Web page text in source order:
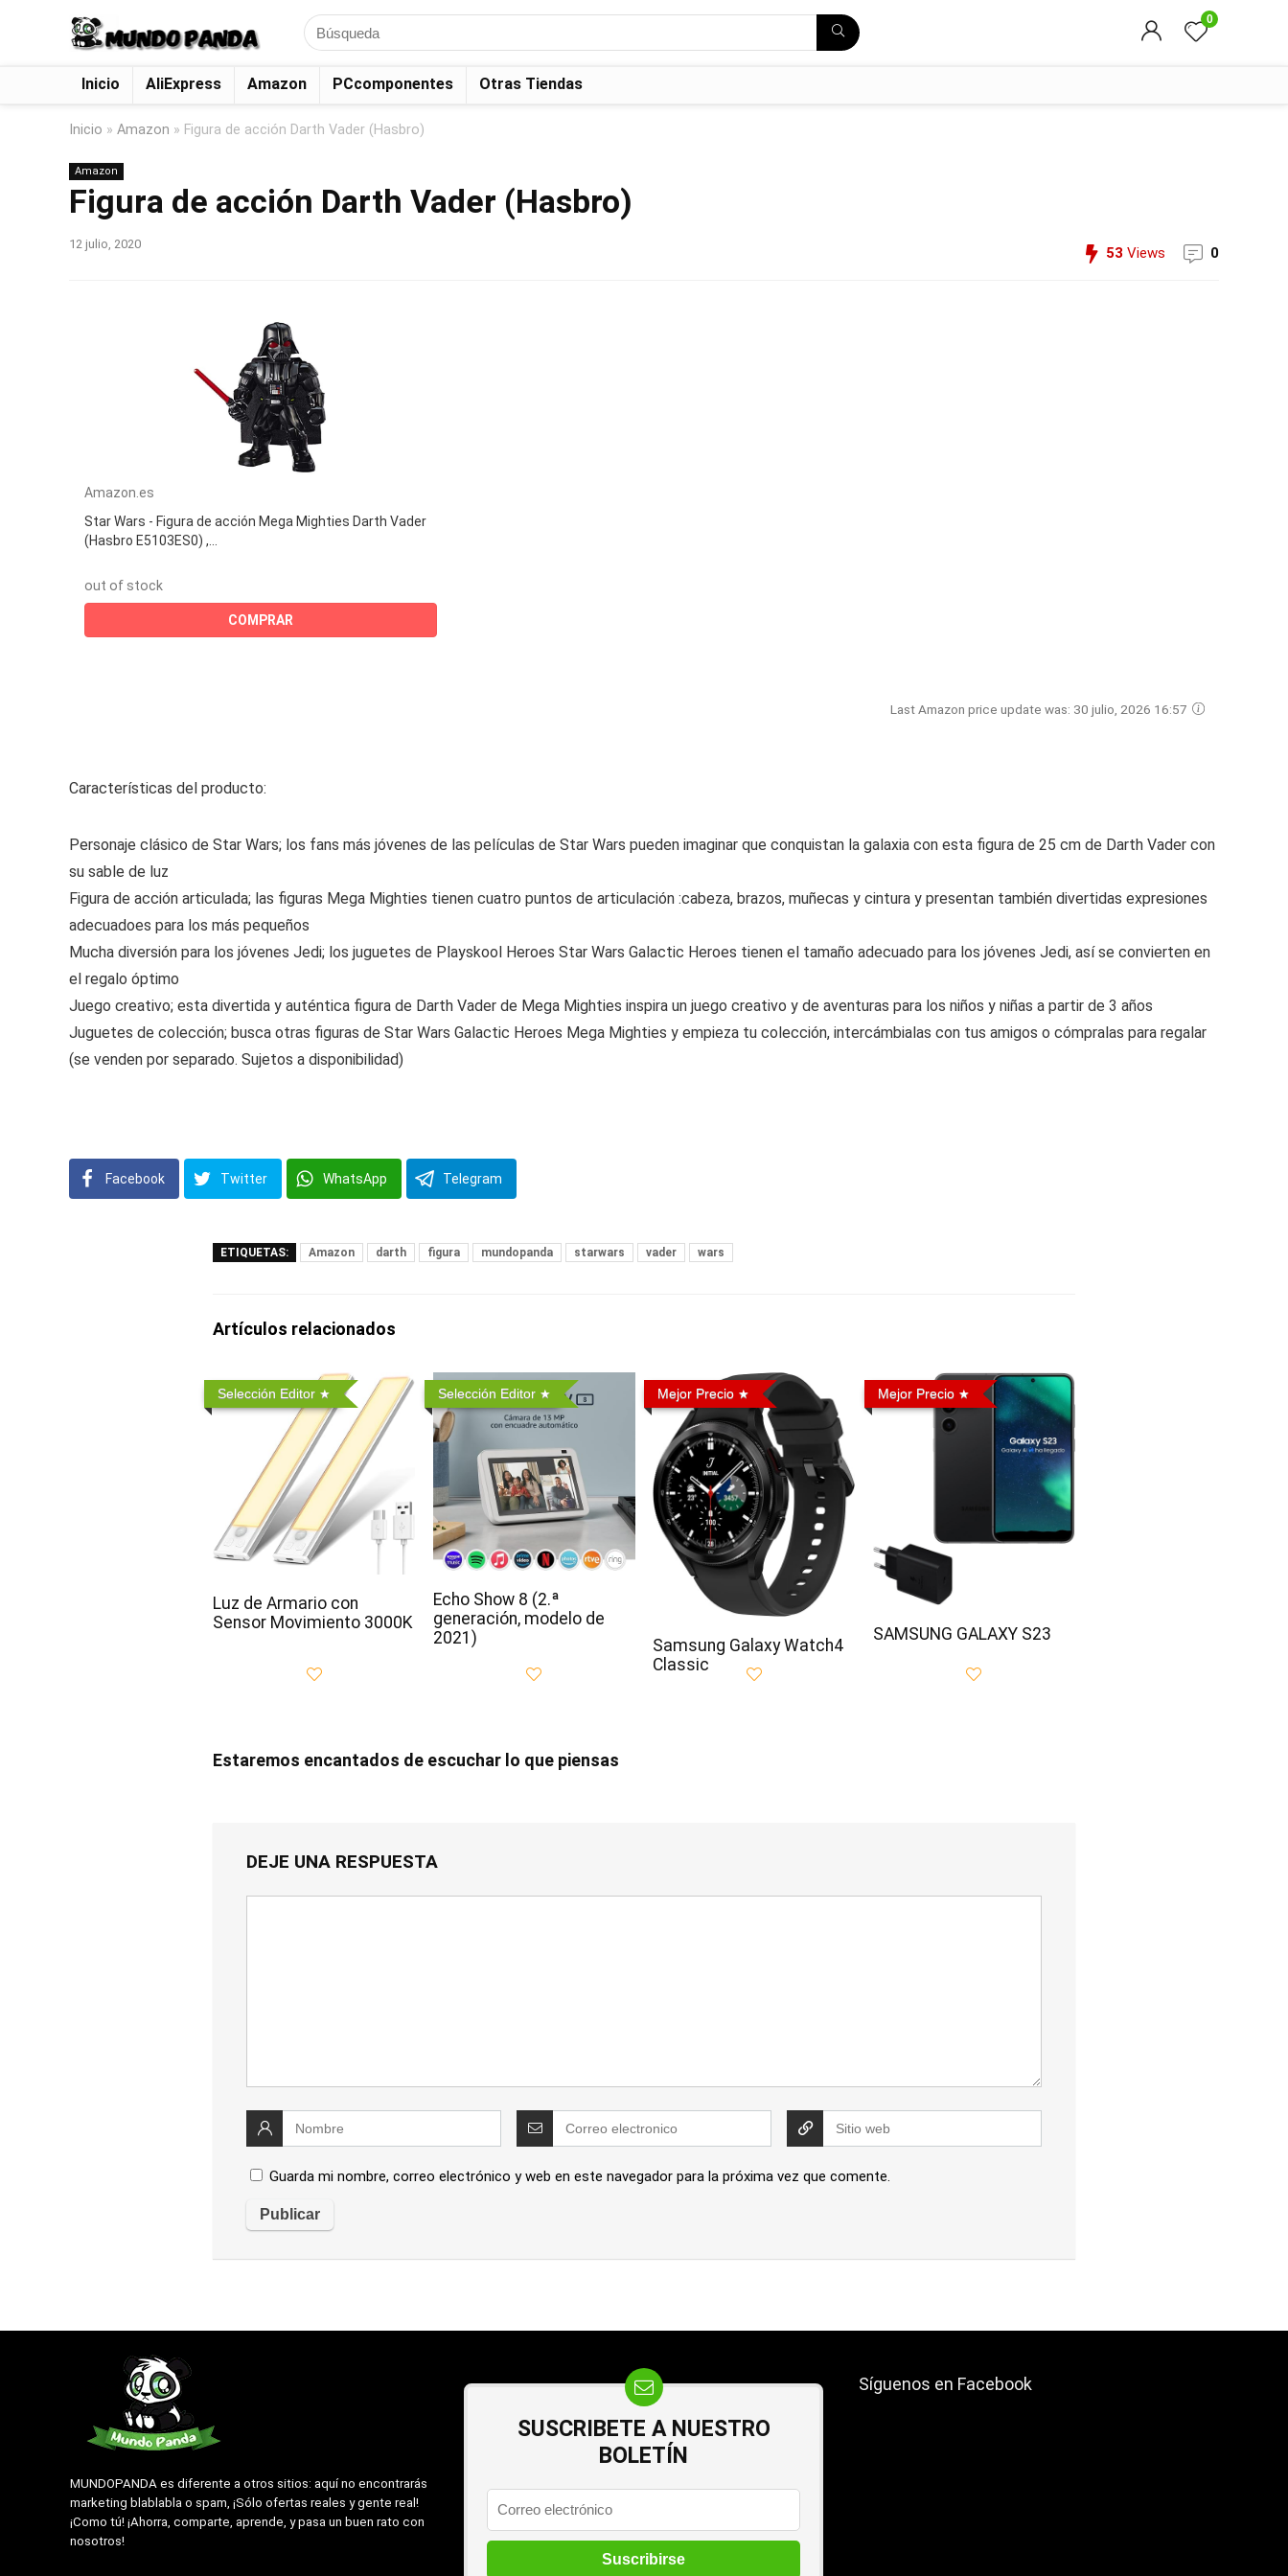
Search
for:
0
Inicio AliExpress Amazon PCcomponentes Otras Tiendas
Inicio » Amazon » Figura de acción Darth Vader (Hasbro)
Amazon
Figura de acción Darth Vader (Hasbro)
12 julio, 2020
53 Views 0
Amazon.es
Star Wars - Figura de acción Mega Mighties Darth Vader
(Hasbro E5103ES0) ,...
out of stock
COMPRAR
Last Amazon price update was: 30 julio, 2026 16:57
Características del producto:
Personaje clásico de Star Wars; los fans más jóvenes de las películas de Star Wars pueden imaginar que conquistan la galaxia con esta figura de 25 cm de Darth Vader con
su sable de luz
Figura de acción articulada; las figuras Mega Mighties tienen cuatro puntos de articulación :cabeza, brazos, muñecas y cintura y presentan también divertidas expresiones
adecuadoes para los más pequeños
Mucha diversión para los jóvenes Jedi; los juguetes de Playskool Heroes Star Wars Galactic Heroes tienen el tamaño adecuado para los jóvenes Jedi, así se convierten en
el regalo óptimo
Juego creativo; esta divertida y auténtica figura de Darth Vader de Mega Mighties inspira un juego creativo y de aventuras para los niños y niñas a partir de 3 años
Juguetes de colección; busca otras figuras de Star Wars Galactic Heroes Mega Mighties y empieza tu colección, intercámbialas con tus amigos o cómpralas para regalar
(se venden por separado. Sujetos a disponibilidad)
Facebook Twitter WhatsApp Telegram
ETIQUETAS: Amazon darth figura mundopanda starwars vader wars
Artículos relacionados
Selección Editor
Luz de Armario con
Sensor Movimiento 3000K
Selección Editor
Echo Show 8 (2.ª
generación, modelo de
2021)
Mejor Precio
Samsung Galaxy Watch4
Classic
Mejor Precio
SAMSUNG GALAXY S23
Estaremos encantados de escuchar lo que piensas
DEJE UNA RESPUESTA
Guarda mi nombre, correo electrónico y web en este navegador para la próxima vez que comente.
MUNDOPANDA es diferente a otros sitios: aquí no encontrarás
marketing blablabla o spam, ¡Sólo ofertas reales y gente real!
¡Como tú! ¡Ahorra, comparte, aprende, y pasa un buen rato con
nosotros!
SUSCRIBETE A NUESTRO
BOLETÍN
Síguenos en Facebook